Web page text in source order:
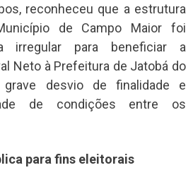
reconheceu que a estrutura
de Campo Maior foi
irregular para beneficiar a
Neto à Prefeitura de Jatobá do
grave desvio de finalidade e
de condições entre os
para fins eleitorais